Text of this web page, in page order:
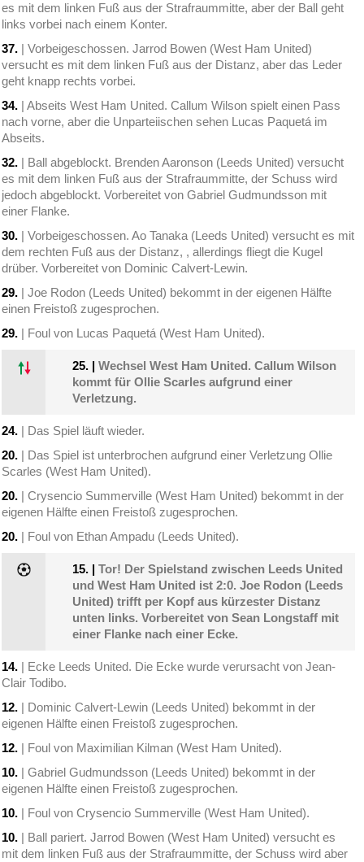
es mit dem linken Fuß aus der Strafraummitte, aber der Ball geht
links vorbei nach einem Konter.
37. | Vorbeigeschossen. Jarrod Bowen (West Ham United)
versucht es mit dem linken Fuß aus der Distanz, aber das Leder
geht knapp rechts vorbei.
34. | Abseits West Ham United. Callum Wilson spielt einen Pass
nach vorne, aber die Unparteiischen sehen Lucas Paquetá im
Abseits.
32. | Ball abgeblockt. Brenden Aaronson (Leeds United) versucht
es mit dem linken Fuß aus der Strafraummitte, der Schuss wird
jedoch abgeblockt. Vorbereitet von Gabriel Gudmundsson mit
einer Flanke.
30. | Vorbeigeschossen. Ao Tanaka (Leeds United) versucht es mit
dem rechten Fuß aus der Distanz, , allerdings fliegt die Kugel
drüber. Vorbereitet von Dominic Calvert-Lewin.
29. | Joe Rodon (Leeds United) bekommt in der eigenen Hälfte
einen Freistoß zugesprochen.
29. | Foul von Lucas Paquetá (West Ham United).
25. |Wechsel West Ham United. Callum Wilson
kommt für Ollie Scarles aufgrund einer
Verletzung.
24. | Das Spiel läuft wieder.
20. | Das Spiel ist unterbrochen aufgrund einer Verletzung Ollie
Scarles (West Ham United).
20. | Crysencio Summerville (West Ham United) bekommt in der
eigenen Hälfte einen Freistoß zugesprochen.
20. | Foul von Ethan Ampadu (Leeds United).
15. |Tor! Der Spielstand zwischen Leeds United
und West Ham United ist 2:0. Joe Rodon (Leeds
United) trifft per Kopf aus kürzester Distanz
unten links. Vorbereitet von Sean Longstaff mit
einer Flanke nach einer Ecke.
14. | Ecke Leeds United. Die Ecke wurde verursacht von Jean-
Clair Todibo.
12. | Dominic Calvert-Lewin (Leeds United) bekommt in der
eigenen Hälfte einen Freistoß zugesprochen.
12. | Foul von Maximilian Kilman (West Ham United).
10. | Gabriel Gudmundsson (Leeds United) bekommt in der
eigenen Hälfte einen Freistoß zugesprochen.
10. | Foul von Crysencio Summerville (West Ham United).
10. | Ball pariert. Jarrod Bowen (West Ham United) versucht es
mit dem linken Fuß aus der Strafraummitte, der Schuss wird aber